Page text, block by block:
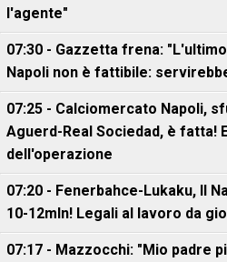
l'agente"
07:30 - Gazzetta frena:
Napoli non è fattibile:
07:25 - Calciomercato Napoli,
Aguerd-Real Sociedad, è fatta!
dell'operazione
07:20 - Fenerbahce-Lukaku, ll
10-12mln! Legali al lavoro da
07:17 - Mazzocchi: "Mio padre